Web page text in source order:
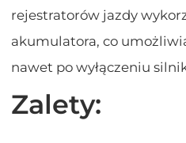
rejestratorów jazdy
akumulatora, co
nawet po wyłączeniu
Zalety: